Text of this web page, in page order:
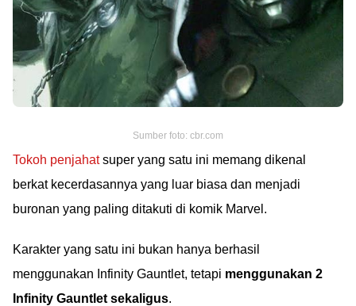
Sumber foto: cbr.com
Tokoh penjahatsuper yang satu ini memang dikenal
berkat kecerdasannya yang luar biasa dan menjadi
buronan yang paling ditakuti di komik Marvel.
Karakter yang satu ini bukan hanya berhasil
menggunakan Infinity Gauntlet, tetapi menggunakan 2
Infinity Gauntlet sekaligus.